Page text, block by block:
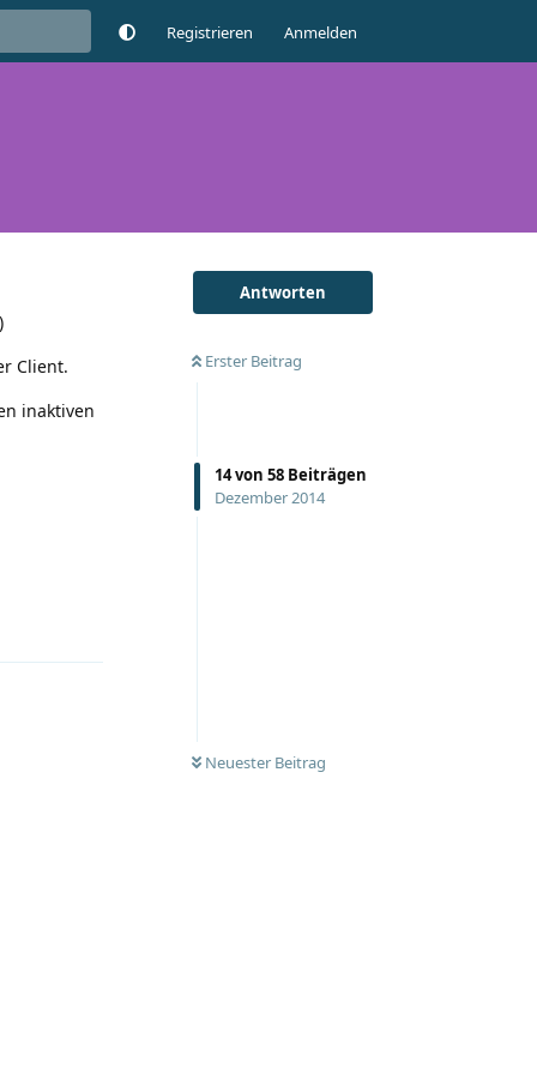
Registrieren Anmelden
Antworten
Erster Beitrag
14von 58 Beiträgen
Dezember 2014
Neuester Beitrag
Client.
inaktiven